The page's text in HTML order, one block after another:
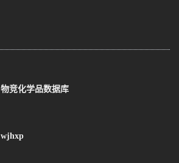
物竞化学品数据库
wjhxp